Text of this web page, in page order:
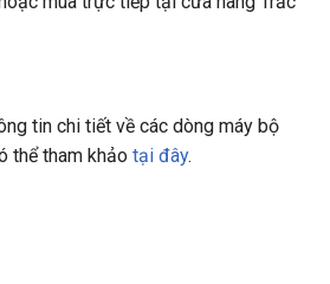
tin chi tiết về các dòng máy bộ
thể tham khảo tại đây.